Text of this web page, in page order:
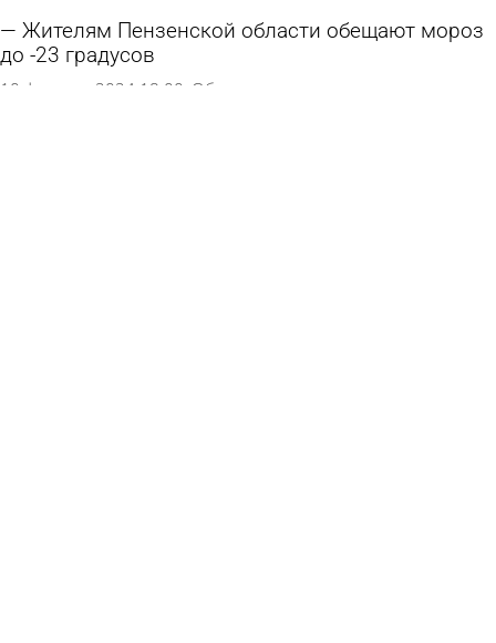
Жителям Пензенской области обещают мороз
до -23 градусов
10 февраля 2024 18:00 Общество